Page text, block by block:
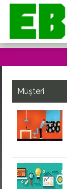
Müşteri